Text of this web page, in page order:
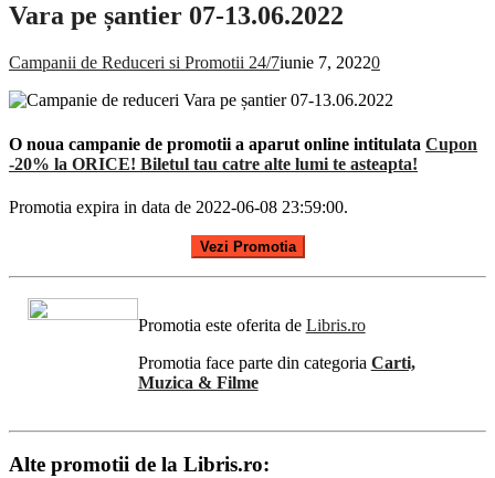
Vara pe șantier 07-13.06.2022
Campanii de Reduceri si Promotii 24/7iunie 7, 20220
O noua campanie de promotii a aparut online intitulata Cupon
-20% la ORICE! Biletul tau catre alte lumi te asteapta!
Promotia expira in data de 2022-06-08 23:59:00.
Vezi Promotia
Promotia este oferita de Libris.ro
Promotia face parte din categoria Carti,
Muzica & Filme
Alte promotii de la Libris.ro: